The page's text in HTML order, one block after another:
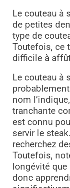
Le couteau à
de petites
type de
Toutefois, ce
difficile à
Le couteau à
nom
tranchante
est connu
servir le
recherchez
Toutefois,
longévité que
donc